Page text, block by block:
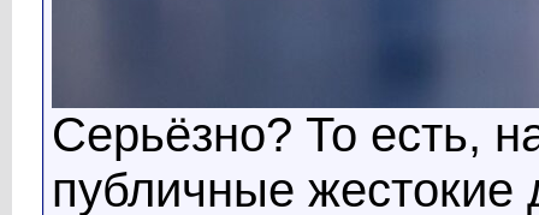
Серьёзно? То есть,
публичные жестокие